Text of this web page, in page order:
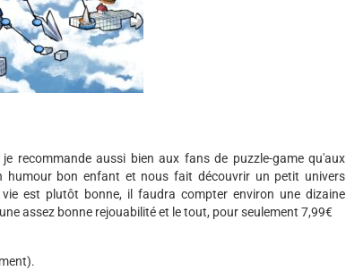
recommande aussi bien aux fans de puzzle-game qu'aux
humour bon enfant et nous fait découvrir un petit univers
est plutôt bonne, il faudra compter environ une dizaine
assez bonne rejouabilité et le tout, pour seulement 7,99€